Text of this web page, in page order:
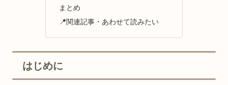
まとめ
📍関連記事・あわせて読みたい
はじめに